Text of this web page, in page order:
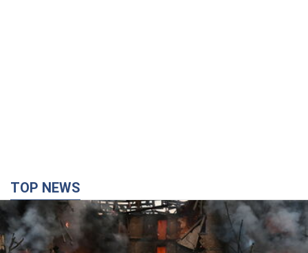
Кремль "сжигает" последние запасы
баллистики в Украине: что будет далее?